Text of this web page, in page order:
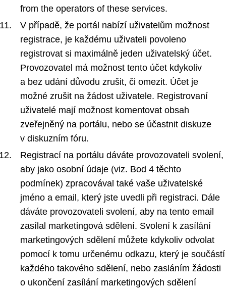
from the operators of these services.
V případě, že portál nabízí uživatelům možnost
registrace, je každému uživateli povoleno
registrovat si maximálně jeden uživatelský účet.
Provozovatel má možnost tento účet kdykoliv
a bez udání důvodu zrušit, či omezit. Účet je
možné zrušit na žádost uživatele. Registrovaní
uživatelé mají možnost komentovat obsah
zveřejněný na portálu, nebo se účastnit diskuze
v diskuzním fóru.
Registrací na portálu dáváte provozovateli svolení,
aby jako osobní údaje (viz. Bod 4 těchto
podmínek) zpracovával také vaše uživatelské
jméno a email, který jste uvedli při registraci. Dále
dáváte provozovateli svolení, aby na tento email
zasílal marketingová sdělení. Svolení k zasílání
marketingových sdělení můžete kdykoliv odvolat
pomocí k tomu určenému odkazu, který je součástí
každého takového sdělení, nebo zasláním žádosti
o ukončení zasílání marketingových sdělení